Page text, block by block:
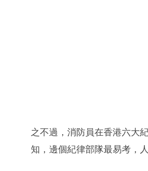
之不過，消防員在香港六大
知，邊個紀律部隊最易考，